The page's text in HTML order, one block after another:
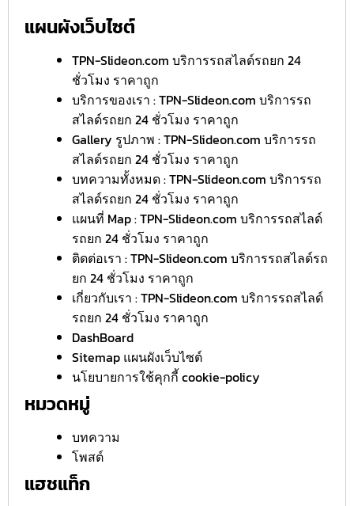
แผนผังเว็บไซต์
TPN-Slideon.com บริการรถสไลด์รถยก 24
ชั่วโมง ราคาถูก
บริการของเรา : TPN-Slideon.com บริการรถ
สไลด์รถยก 24 ชั่วโมง ราคาถูก
Gallery รูปภาพ : TPN-Slideon.com บริการรถ
สไลด์รถยก 24 ชั่วโมง ราคาถูก
บทความทั้งหมด : TPN-Slideon.com บริการรถ
สไลด์รถยก 24 ชั่วโมง ราคาถูก
แผนที่ Map : TPN-Slideon.com บริการรถสไลด์
รถยก 24 ชั่วโมง ราคาถูก
ติดต่อเรา : TPN-Slideon.com บริการรถสไลด์รถ
ยก 24 ชั่วโมง ราคาถูก
เกี่ยวกับเรา : TPN-Slideon.com บริการรถสไลด์
รถยก 24 ชั่วโมง ราคาถูก
DashBoard
Sitemap แผนผังเว็บไซต์
นโยบายการใช้คุกกี้ cookie-policy
หมวดหมู่
บทความ
โพสต์
แฮชแท็ก